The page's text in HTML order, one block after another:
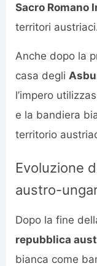
Sacro Romano
territori
Anche dopo la
casa degli
l’impero
e la bandiera
territorio
Evoluzione
austro-
Dopo la fine
repubblica
bianca come